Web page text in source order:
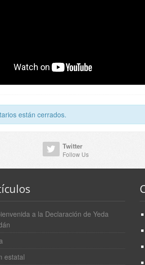
están cerrados.
Twitter
Follow Us
a la Declaración de Yeda
estatal